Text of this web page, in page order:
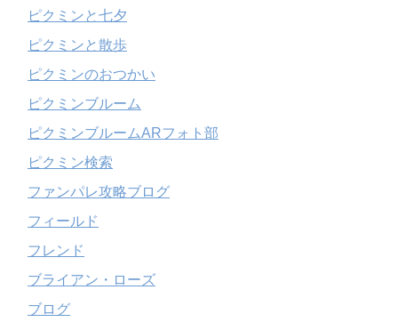
ピクミンと七夕
ピクミンと散歩
ピクミンのおつかい
ピクミンブルーム
ピクミンブルームARフォト部
ピクミン検索
ファンパレ攻略ブログ
フィールド
フレンド
ブライアン・ローズ
ブログ